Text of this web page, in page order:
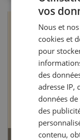
vos
Nous et
cookies et
pour
des
adresse IP,
données
des
contenu,